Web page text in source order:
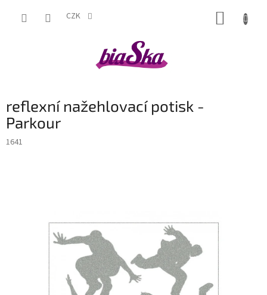
CZK
reflexní nažehlovací potisk -
Parkour
1641